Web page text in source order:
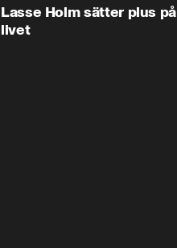
Lasse Holm sätter plus på
livet